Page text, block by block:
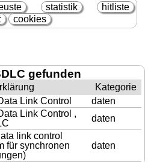
statistik
hitliste
cookies
gefunden
Kategorie
Link Control
daten
Link Control ,
daten
link control
für synchronen
daten